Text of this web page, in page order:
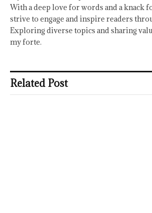
With a deep love for words and a knack
strive to engage and inspire readers
Exploring diverse topics and sharing
my forte.
Related Post